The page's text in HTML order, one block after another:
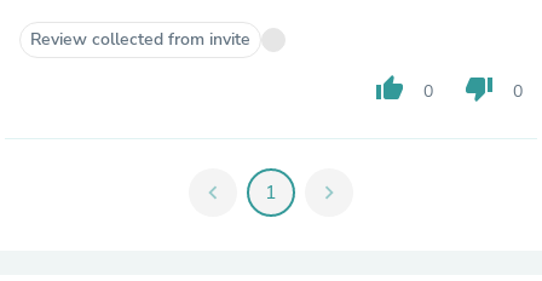
Review collected from invite
thumb_up 0 thumb_down 0
chevron_left 1 chevron_right